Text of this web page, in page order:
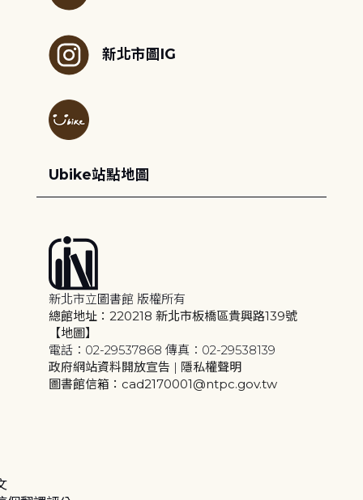
新北市圖IG
Ubike站點地圖
新北市立圖書館 版權所有
總館地址：220218 新北市板橋區貴興路139號
【地圖】
電話：02-29537868 傳真：02-29538139
政府網站資料開放宣告 | 隱私權聲明
圖書館信箱：cad2170001@ntpc.gov.tw